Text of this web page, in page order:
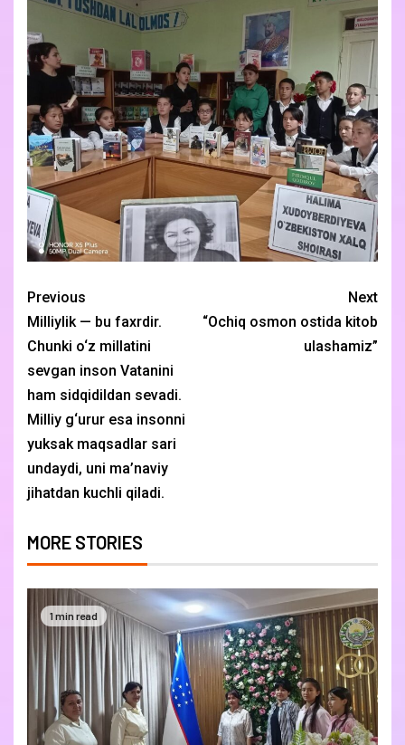
Previous
Milliylik — bu faxrdir.
Chunki o‘z millatini
sevgan inson Vatanini
ham sidqidildan sevadi.
Milliy g‘urur esa insonni
yuksak maqsadlar sari
undaydi, uni ma’naviy
jihatdan kuchli qiladi.
Next
“Ochiq osmon ostida kitob
ulashamiz”
MORE STORIES
1 min read